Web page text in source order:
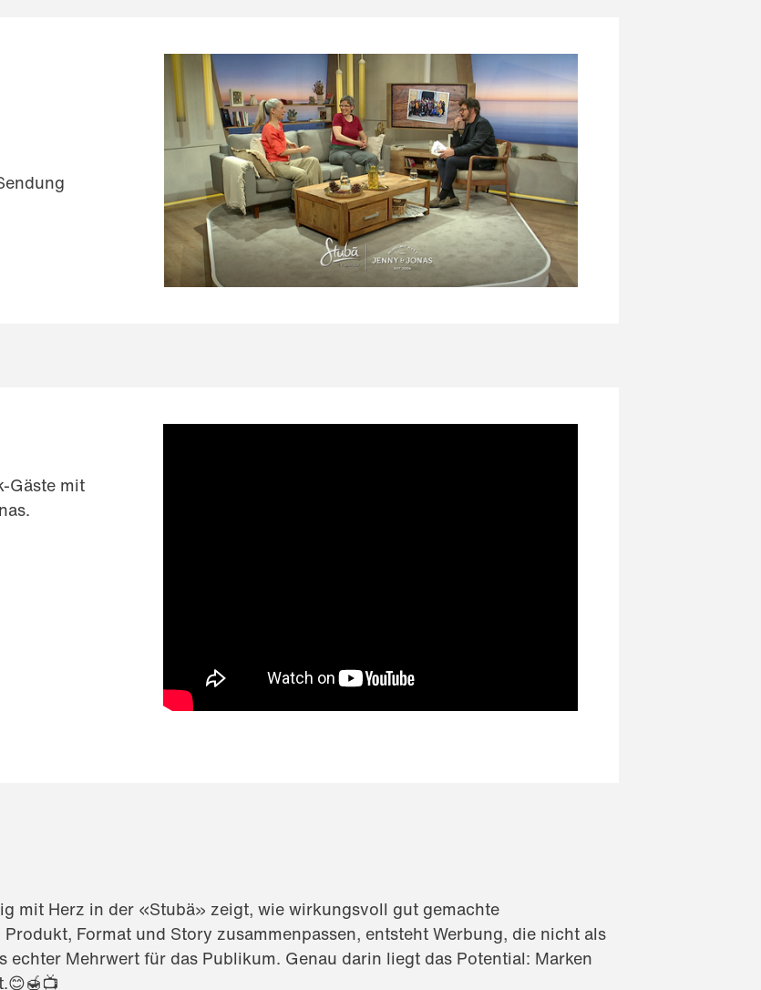
Gäste mit
mit Herz in der «Stubä» zeigt, wie wirkungsvoll gut gemachte
Format und Story zusammenpassen, entsteht Werbung, die nicht als
echter Mehrwert für das Publikum. Genau darin liegt das Potential: Marken